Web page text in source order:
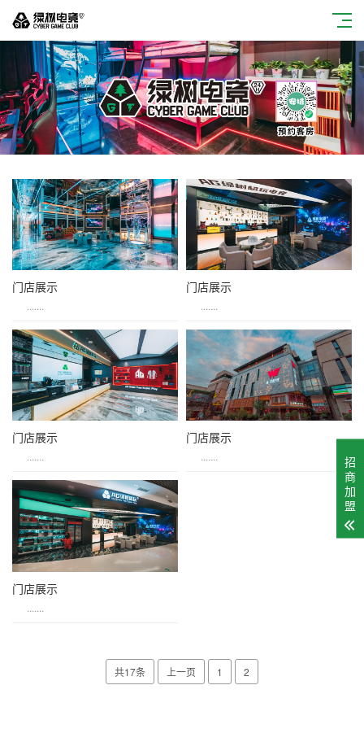
门店展示 门店展示
门店展示 门店展示
门店展示
共17条 上一页 1 2
招
商
加
盟